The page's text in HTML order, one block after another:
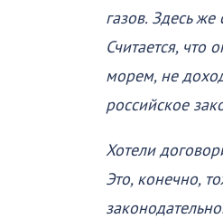
газов. Здесь же
Считается, что
морем, не
российское
Хотели
Это, конечно,